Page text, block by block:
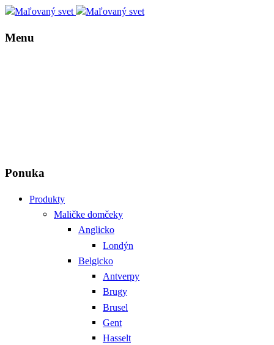
Menu
Ponuka
Produkty
Maličke domčeky
Anglicko
Londýn
Belgicko
Antverpy
Brugy
Brusel
Gent
Hasselt